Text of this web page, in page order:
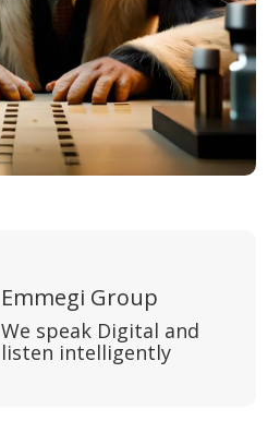
Emmegi Group
We speak Digital and
listen intelligently